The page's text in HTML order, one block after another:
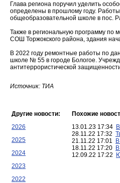
Глава региона поручил уделить
определены в прошлому году.
общеобразовательной школе в пос.
Также в региональную программу по
СОШ Торжокского района, здания
В 2022 году ремонтные работы по
школе № 55 в городе Бологое.
антитеррористической
Источник: ТИА
Другие новости:
2026
2025
2024
2023
2022
Похожие
13.01.23 17:34
28.11.22 17:32
21.11.22 17:01
18.11.22 17:20
12.09.22 17:22